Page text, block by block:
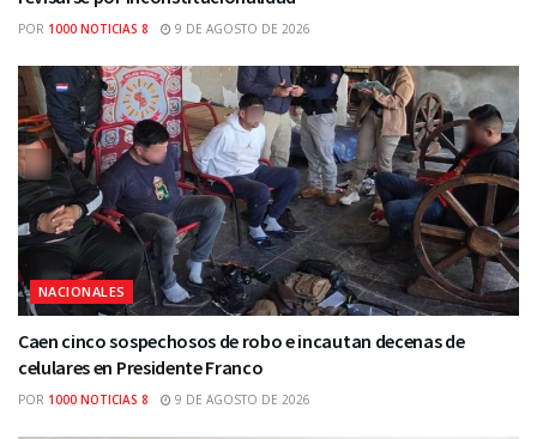
POR 1000 NOTICIAS 8 9 DE AGOSTO DE 2026
NACIONALES
Caen cinco sospechosos de robo e incautan decenas de
celulares en Presidente Franco
POR 1000 NOTICIAS 8 9 DE AGOSTO DE 2026